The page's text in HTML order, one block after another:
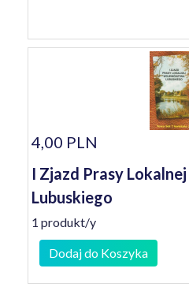
4,00 PLN
I Zjazd Prasy
Lubuskiego
1 produkt/y
Dodaj do Koszyka